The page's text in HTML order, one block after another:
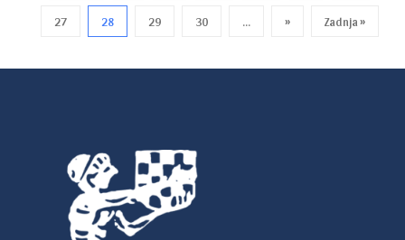
27 28 29 30 ... » Zadnja »